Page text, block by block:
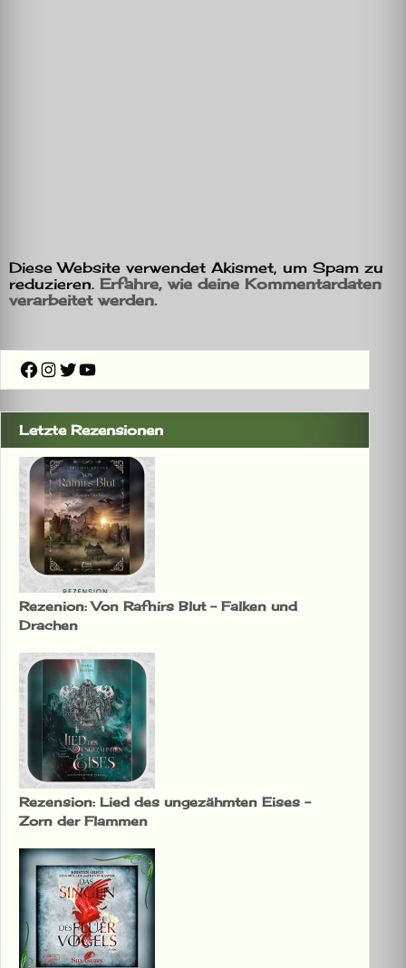
Diese Website verwendet Akismet, um Spam zu
reduzieren. Erfahre, wie deine Kommentardaten
verarbeitet werden.
Facebook
Instagram
Twitter
YouTube
Letzte Rezensionen
Rezenion: Von Rafnirs Blut – Falken und
Drachen
Rezension: Lied des ungezähmten Eises –
Zorn der Flammen